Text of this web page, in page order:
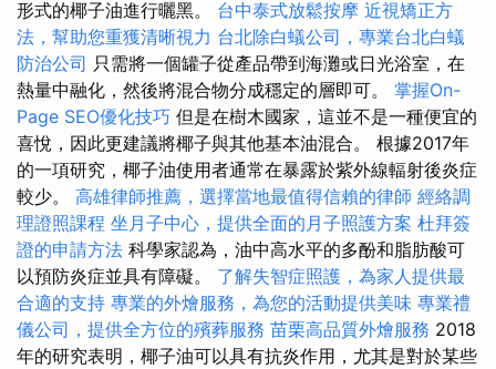
形式的椰子油進行曬黑。 台中泰式放鬆按摩 近視矯正方
法，幫助您重獲清晰視力 台北除白蟻公司，專業台北白蟻
防治公司 只需將一個罐子從產品帶到海灘或日光浴室，在
熱量中融化，然後將混合物分成穩定的層即可。 掌握On-
Page SEO優化技巧 但是在樹木國家，這並不是一種便宜的
喜悅，因此更建議將椰子與其他基本油混合。 根據2017年
的一項研究，椰子油使用者通常在暴露於紫外線輻射後炎症
較少。 高雄律師推薦，選擇當地最值得信賴的律師 經絡調
理證照課程 坐月子中心，提供全面的月子照護方案 杜拜簽
證的申請方法 科學家認為，油中高水平的多酚和脂肪酸可
以預防炎症並具有障礙。 了解失智症照護，為家人提供最
合適的支持 專業的外燴服務，為您的活動提供美味 專業禮
儀公司，提供全方位的殯葬服務 苗栗高品質外燴服務 2018
年的研究表明，椰子油可以具有抗炎作用，尤其是對於某些